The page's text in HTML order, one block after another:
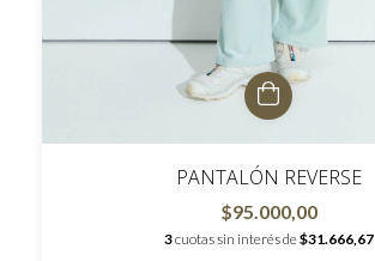
PANTALÓN REVERSE
$95.000,00
3cuotas sin interés de$31.666,67